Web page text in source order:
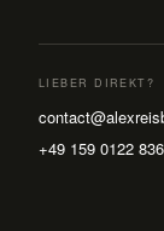
LIEBER DIREKT?
+49 159 0122